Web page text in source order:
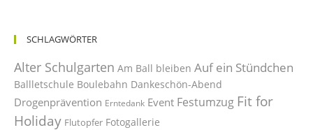
SCHLAGWÖRTER
Alter Schulgarten Am Ball bleiben Auf ein Stündchen
Ballletschule Boulebahn Dankeschön-Abend
Drogenprävention Erntedank Event Festumzug Fit for
Holiday Flutopfer Fotogallerie